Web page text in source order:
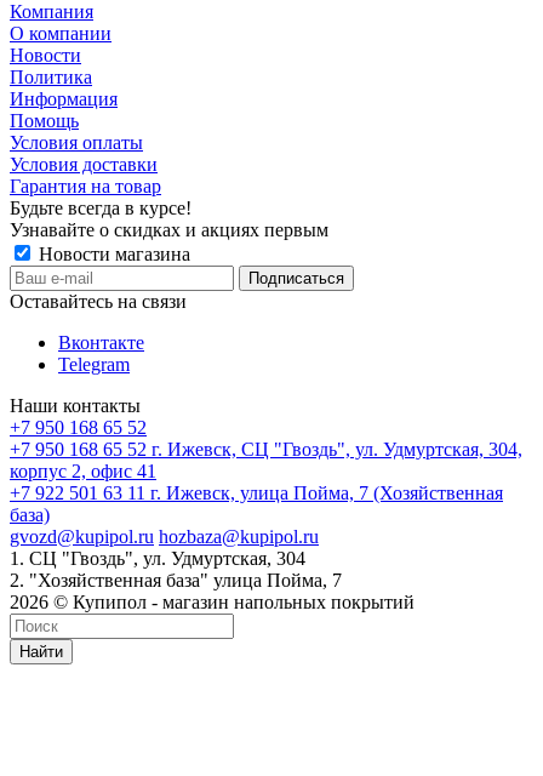
Компания
О компании
Новости
Политика
Информация
Помощь
Условия оплаты
Условия доставки
Гарантия на товар
Будьте всегда в курсе!
Узнавайте о скидках и акциях первым
Новости магазина
Оставайтесь на связи
Вконтакте
Telegram
Наши контакты
+7 950 168 65 52
+7 950 168 65 52 г. Ижевск, СЦ "Гвоздь", ул. Удмуртская, 304,
корпус 2, офис 41
+7 922 501 63 11 г. Ижевск, улица Пойма, 7 (Хозяйственная
база)
gvozd@kupipol.ru hozbaza@kupipol.ru
1. СЦ "Гвоздь", ул. Удмуртская, 304
2. "Хозяйственная база" улица Пойма, 7
2026 © Купипол - магазин напольных покрытий
Найти